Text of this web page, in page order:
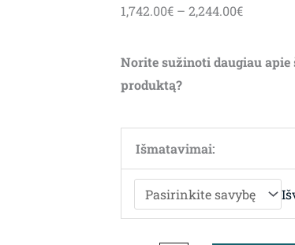
1,742.00€ – 2,244.00€Price
1,742.00€
through
Norite sužinoti daugiau apie
produktą?
Išmatavimai:
kiekis:
žurnalinis